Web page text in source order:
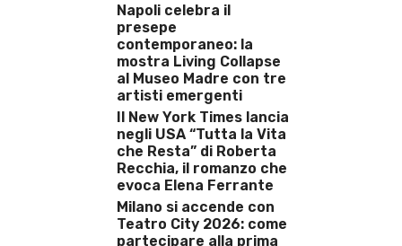
Napoli celebra il
presepe
contemporaneo: la
mostra Living Collapse
al Museo Madre con tre
artisti emergenti
Il New York Times lancia
negli USA “Tutta la Vita
che Resta” di Roberta
Recchia, il romanzo che
evoca Elena Ferrante
Milano si accende con
Teatro City 2026: come
partecipare alla prima